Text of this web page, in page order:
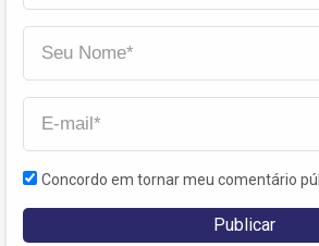
Concordo em tornar meu comentário